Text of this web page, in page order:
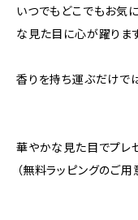
いつでもどこでもお気
な見た目に心が躍ります
香りを持ち運ぶだけで
華やかな見た目でプレ
（無料ラッピングのご用